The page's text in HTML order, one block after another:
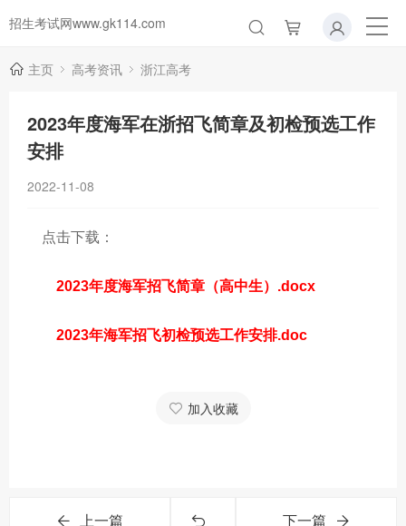
招生考试网www.gk114.com
主页 高考资讯 浙江高考
2023年度海军在浙招飞简章及初检预选工作
安排
2022-11-08
点击下载：
2023年度海军招飞简章（高中生）.docx
2023年海军招飞初检预选工作安排.doc
加入收藏
上一篇 下一篇